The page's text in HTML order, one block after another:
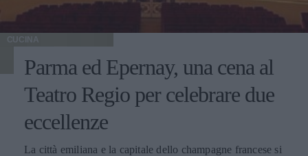
CUCINA
Parma ed Epernay, una cena al
Teatro Regio per celebrare due
eccellenze
La città emiliana e la capitale dello champagne francese si